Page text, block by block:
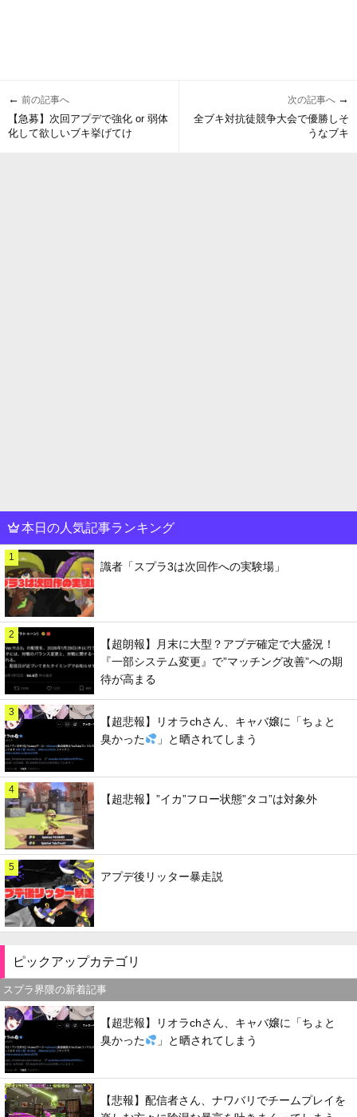
← 前の記事へ
【急募】次回アプデで強化 or 弱体
化して欲しいブキ挙げてけ
次の記事へ →
全ブキ対抗徒競争大会で優勝しそ
うなブキ
本日の人気記事ランキング
1
識者「スプラ3は次回作への実験場」
2
【超朗報】月末に大型？アプデ確定で大盛況！
『一部システム変更』で”マッチング改善”への期
待が高まる
3
【超悲報】リオラchさん、キャバ嬢に「ちょと
臭かった
」と晒されてしまう
4
【超悲報】”イカ”フロー状態”タコ”は対象外
5
アプデ後リッター暴走説
ピックアップカテゴリ
スプラ界隈の新着記事
【超悲報】リオラchさん、キャバ嬢に「ちょと
臭かった
」と晒されてしまう
【悲報】配信者さん、ナワバリでチームプレイを